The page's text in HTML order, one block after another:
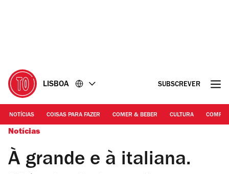
LISBOA SUBSCREVER
NOTÍCIAS COISAS PARA FAZER COMER & BEBER CULTURA
Notícias
À grande e à italiana.